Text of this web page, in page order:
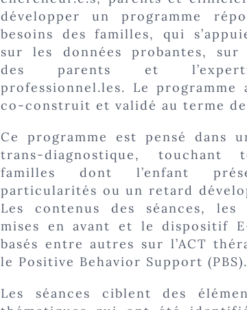
développer un programme
besoins des familles, qui
sur les données probantes, sur
des parents et
professionnel.les. Le programme
co-construit et validé au terme de
Ce programme est pensé dans
trans-diagnostique, touchant
familles dont l’enfant
particularités ou un retard
Les contenus des séances, les
mises en avant et le dispositif
basés entre autres sur l’ACT
le Positive Behavior Support (PBS).
Les séances ciblent des